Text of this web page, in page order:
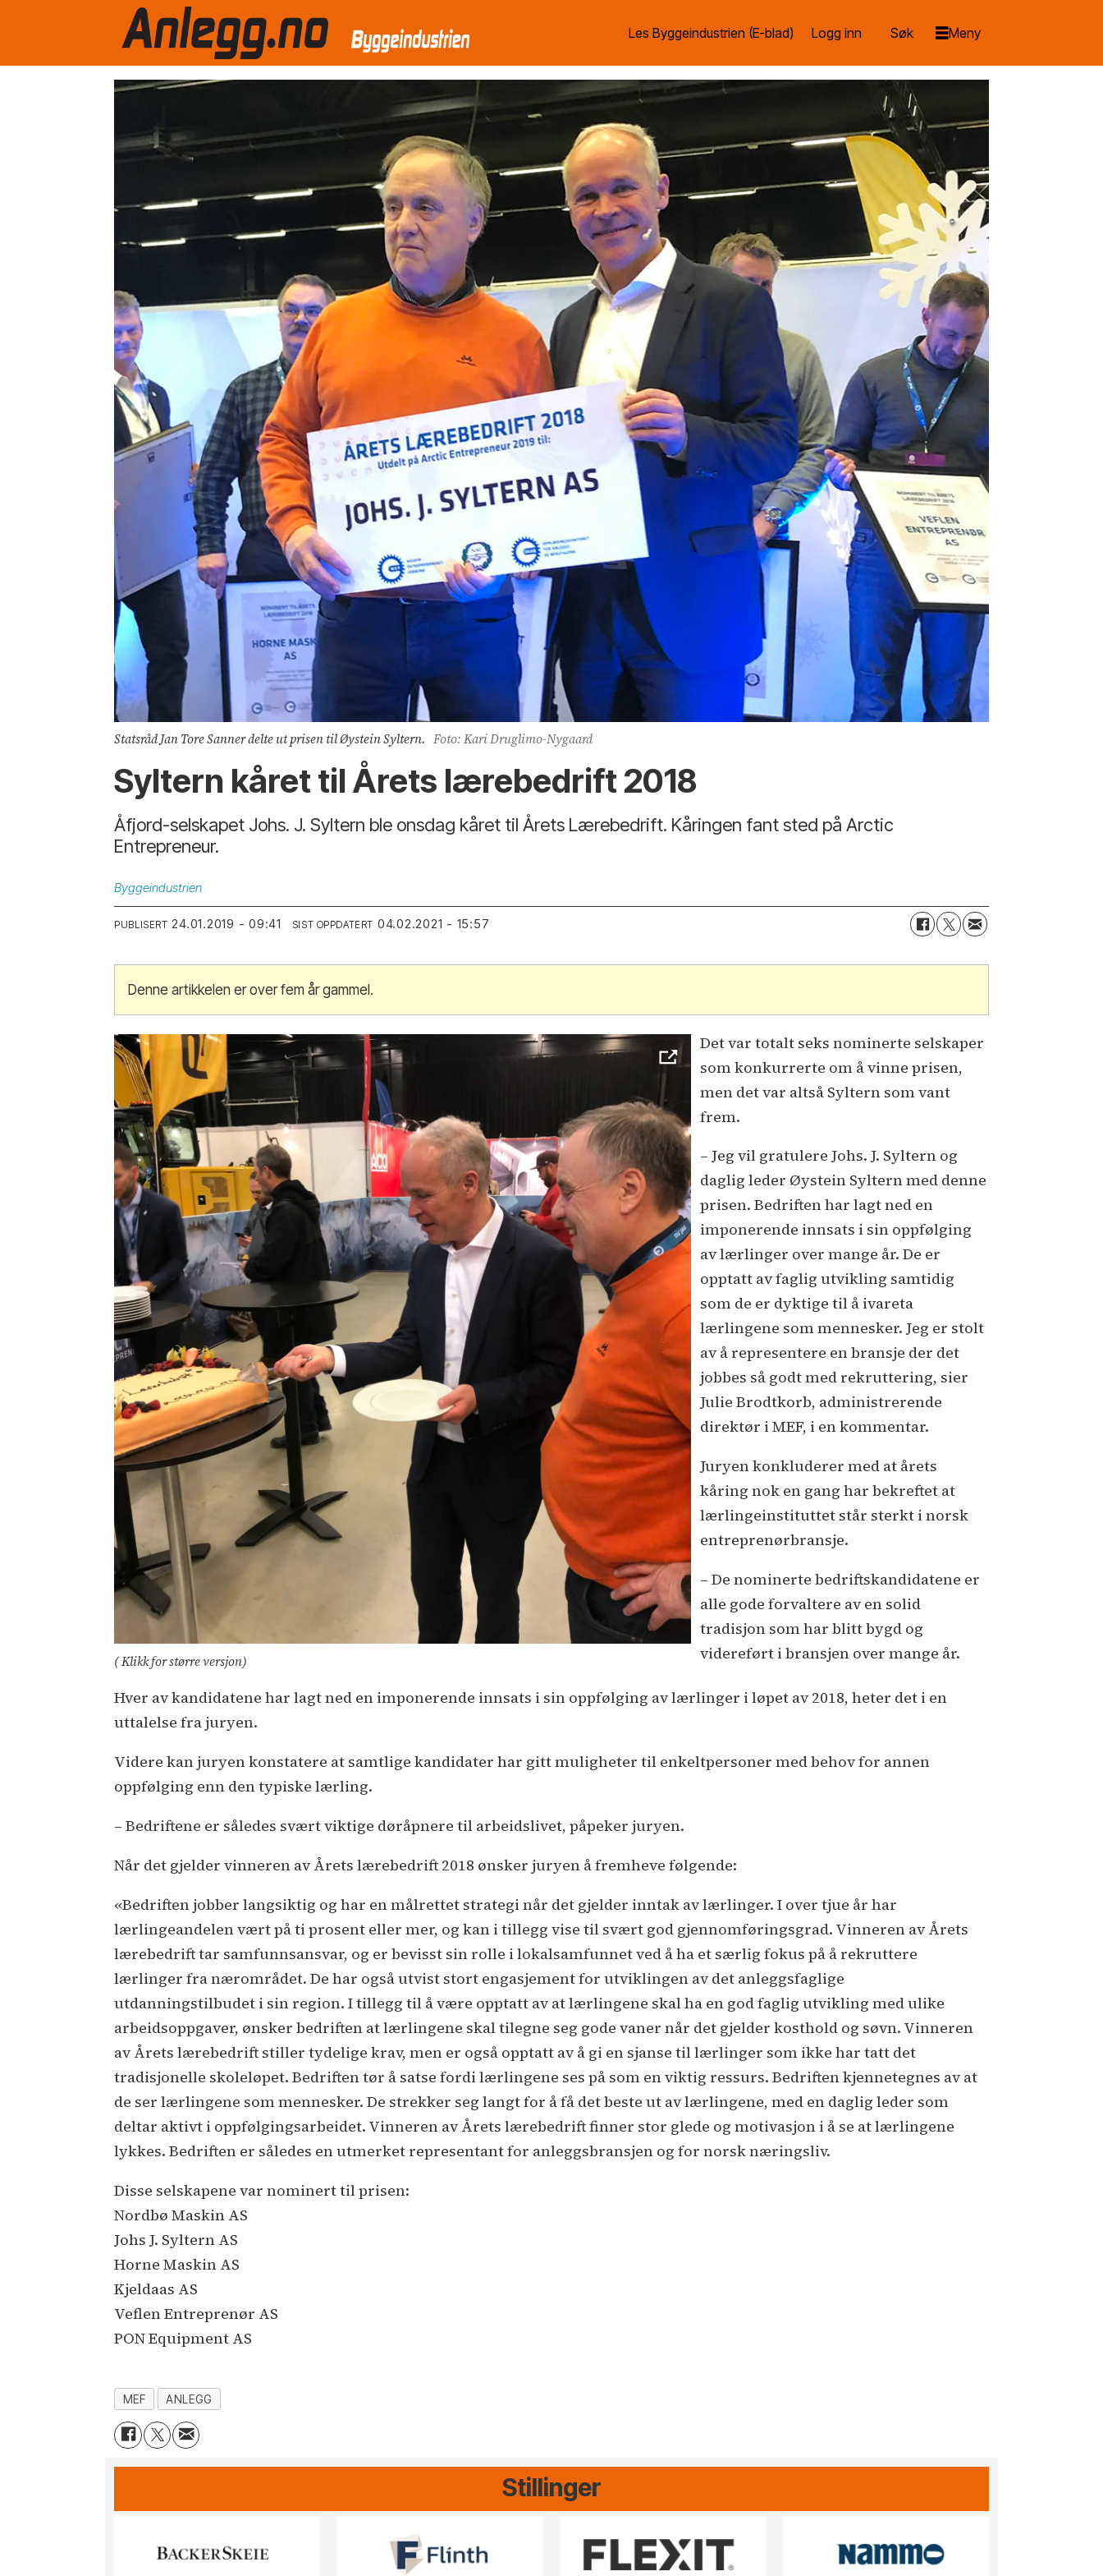
Les Byggeindustrien (E-blad) Logg inn
Statsråd Jan Tore Sanner delte ut prisen til Øystein Syltern. Foto: Kari Druglimo-Nygaard
Syltern kåret til Årets lærebedrift 2018
Åfjord-selskapet Johs. J. Syltern ble onsdag kåret til Årets Lærebedrift. Kåringen fant sted på Arctic
Entrepreneur.
Byggeindustrien
PUBLISERT 24.01.2019 - 09:41 SIST OPPDATERT 04.02.2021 - 15:57
Denne artikkelen er over fem år gammel.
( Klikk for større versjon)
Det var totalt seks nominerte selskaper
som konkurrerte om å vinne prisen,
men det var altså Syltern som vant
frem.
– Jeg vil gratulere Johs. J. Syltern og
daglig leder Øystein Syltern med denne
prisen. Bedriften har lagt ned en
imponerende innsats i sin oppfølging
av lærlinger over mange år. De er
opptatt av faglig utvikling samtidig
som de er dyktige til å ivareta
lærlingene som mennesker. Jeg er stolt
av å representere en bransje der det
jobbes så godt med rekruttering, sier
Julie Brodtkorb, administrerende
direktør i MEF, i en kommentar.
Juryen konkluderer med at årets
kåring nok en gang har bekreftet at
lærlingeinstituttet står sterkt i norsk
entreprenørbransje.
– De nominerte bedriftskandidatene er
alle gode forvaltere av en solid
tradisjon som har blitt bygd og
videreført i bransjen over mange år.
Hver av kandidatene har lagt ned en imponerende innsats i sin oppfølging av lærlinger i løpet av 2018, heter det i en
uttalelse fra juryen.
Videre kan juryen konstatere at samtlige kandidater har gitt muligheter til enkeltpersoner med behov for annen
oppfølging enn den typiske lærling.
– Bedriftene er således svært viktige døråpnere til arbeidslivet, påpeker juryen.
Når det gjelder vinneren av Årets lærebedrift 2018 ønsker juryen å fremheve følgende:
«Bedriften jobber langsiktig og har en målrettet strategi når det gjelder inntak av lærlinger. I over tjue år har
lærlingeandelen vært på ti prosent eller mer, og kan i tillegg vise til svært god gjennomføringsgrad. Vinneren av Årets
lærebedrift tar samfunnsansvar, og er bevisst sin rolle i lokalsamfunnet ved å ha et særlig fokus på å rekruttere
lærlinger fra nærområdet. De har også utvist stort engasjement for utviklingen av det anleggsfaglige
utdanningstilbudet i sin region. I tillegg til å være opptatt av at lærlingene skal ha en god faglig utvikling med ulike
arbeidsoppgaver, ønsker bedriften at lærlingene skal tilegne seg gode vaner når det gjelder kosthold og søvn. Vinneren
av Årets lærebedrift stiller tydelige krav, men er også opptatt av å gi en sjanse til lærlinger som ikke har tatt det
tradisjonelle skoleløpet. Bedriften tør å satse fordi lærlingene ses på som en viktig ressurs. Bedriften kjennetegnes av at
de ser lærlingene som mennesker. De strekker seg langt for å få det beste ut av lærlingene, med en daglig leder som
deltar aktivt i oppfølgingsarbeidet. Vinneren av Årets lærebedrift finner stor glede og motivasjon i å se at lærlingene
lykkes. Bedriften er således en utmerket representant for anleggsbransjen og for norsk næringsliv.
Disse selskapene var nominert til prisen:
Nordbø Maskin AS
Johs J. Syltern AS
Horne Maskin AS
Kjeldaas AS
Veflen Entreprenør AS
PON Equipment AS
MEF ANLEGG
Stillinger